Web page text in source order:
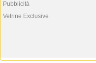
Pubblicità
Vetrine Exclusive